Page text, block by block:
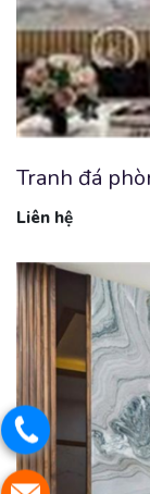
Tranh đá
Liên hệ